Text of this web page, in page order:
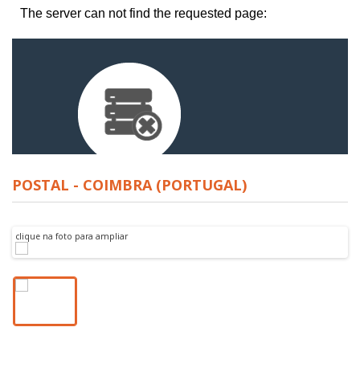
POSTAL - COIMBRA (PORTUGAL)
clique na foto para ampliar